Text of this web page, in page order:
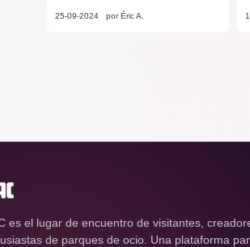
25-09-2024 por Éric A.
es el lugar de encuentro de visitantes,
de parques de ocio. Una plataforma